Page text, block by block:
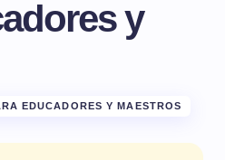
y
EDUCADORES Y MAESTROS